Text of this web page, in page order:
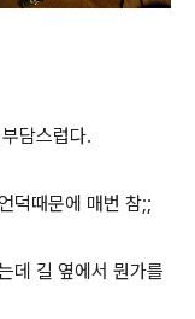
담스럽다.
덕때문에 매번 참;;
데 길 옆에서 뭔가를